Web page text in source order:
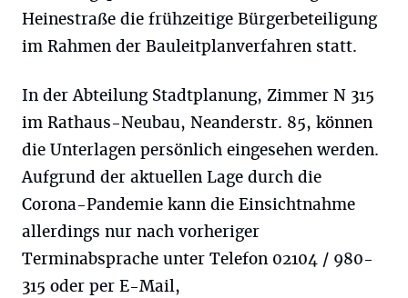
Heinestraße die frühzeitige Bürgerbeteiligung
im Rahmen der Bauleitplanverfahren statt.
In der Abteilung Stadtplanung, Zimmer N 315
im Rathaus-Neubau, Neanderstr. 85, können
die Unterlagen persönlich eingesehen werden.
Aufgrund der aktuellen Lage durch die
Corona-Pandemie kann die Einsichtnahme
allerdings nur nach vorheriger
Terminabsprache unter Telefon 02104 / 980-
315 oder per E-Mail,